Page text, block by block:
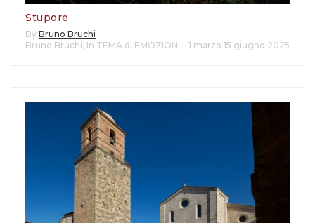
Stupore
By Bruno Bruchi
Bruno Bruchi, In TEMA di EMOZIONI – 1 marzo 15 giugno 2025